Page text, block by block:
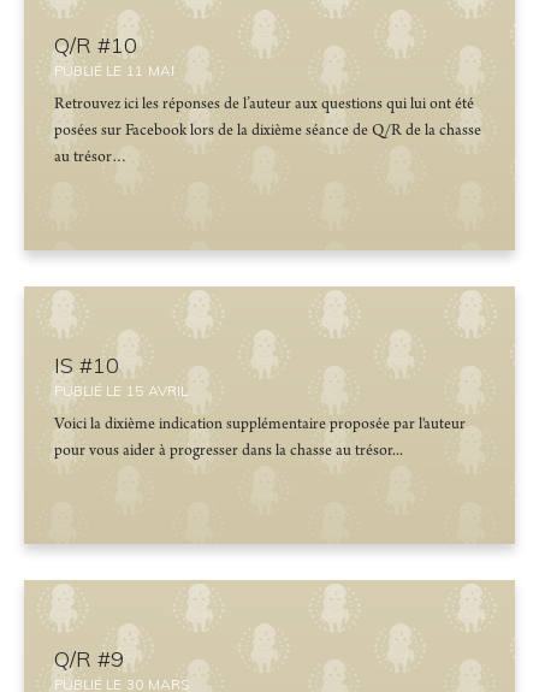
Q/R #10
PUBLIÉ LE 11 MAI
Retrouvez ici les réponses de l’auteur aux questions qui lui ont été
posées sur Facebook lors de la dixième séance de Q/R de la chasse
au trésor…
IS #10
PUBLIÉ LE 15 AVRIL
Voici la dixième indication supplémentaire proposée par l'auteur
pour vous aider à progresser dans la chasse au trésor...
Q/R #9
PUBLIÉ LE 30 MARS